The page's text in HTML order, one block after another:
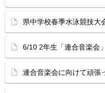
県中学校春季水泳競技大
6/10 2年生「連合音楽会」
連合音楽会に向けて頑張